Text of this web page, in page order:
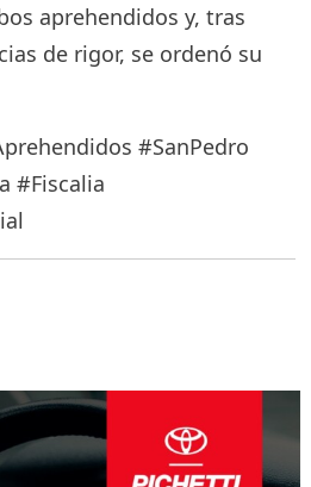
aprehendidos y, tras
de rigor, se ordenó su
#SanPedro
#Fiscalia